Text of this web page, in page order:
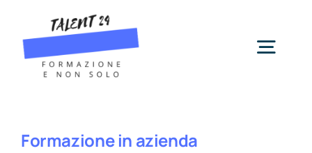
contenuto
Formazione in azienda